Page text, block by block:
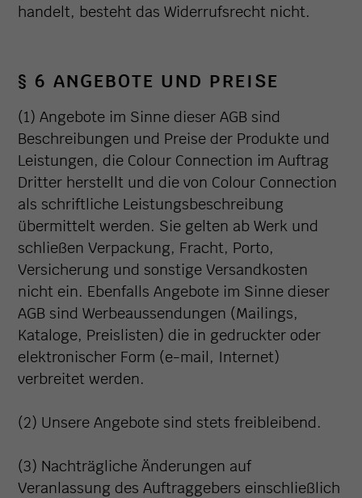
handelt, besteht das Widerrufsrecht nicht.
§ 6 ANGEBOTE UND PREISE
(1) Angebote im Sinne dieser AGB sind
Beschreibungen und Preise der Produkte und
Leistungen, die Colour Connection im Auftrag
Dritter herstellt und die von Colour Connection
als schriftliche Leistungsbeschreibung
übermittelt werden. Sie gelten ab Werk und
schließen Verpackung, Fracht, Porto,
Versicherung und sonstige Versandkosten
nicht ein. Ebenfalls Angebote im Sinne dieser
AGB sind Werbeaussendungen (Mailings,
Kataloge, Preislisten) die in gedruckter oder
elektronischer Form (e-mail, Internet)
verbreitet werden.
(2) Unsere Angebote sind stets freibleibend.
(3) Nachträgliche Änderungen auf
Veranlassung des Auftraggebers einschließlich